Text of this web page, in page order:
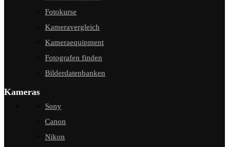
Fotokurse
Kameravergleich
Kameraequipment
Fotografen finden
Bilderdatenbanken
Kameras
Sony
Canon
Nikon